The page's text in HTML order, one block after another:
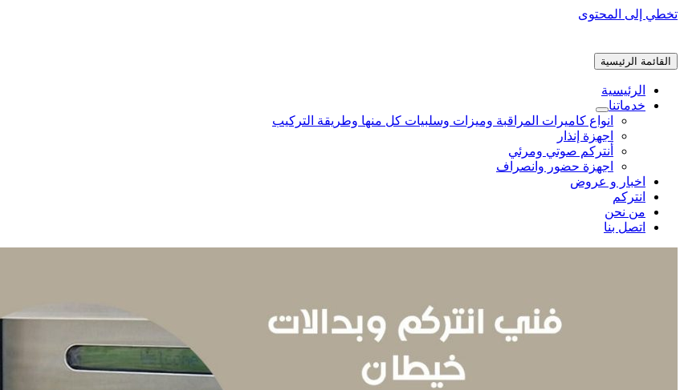
تخطي إلى المحتوى
القائمة الرئيسية
الرئيسية
خدماتنا
انواع كاميرات المراقبة وميزات وسلبيات كل منها وطريقة التركيب
اجهزة إنذار
أنتركم صوتي ومرئي
اجهزة حضور وانصراف
اخبار و عروض
انتركم
من نحن
اتصل بنا